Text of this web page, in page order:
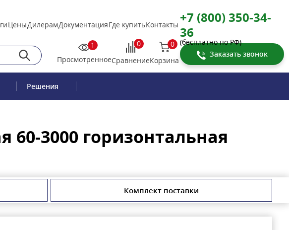
ЦеныДилерамДокументацияГде купитьКонтакты +7 (800) 350-34-
36
(бесплатно по РФ)
1
Просмотренное
0
Сравнение
0
Корзина
Заказать звонок
Решения
60-3000 горизонтальная
Комплект поставки